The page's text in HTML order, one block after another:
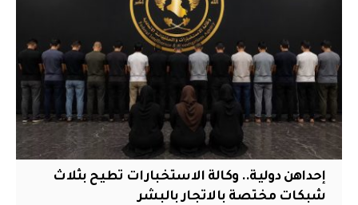
إحداهن دولية.. وكالة الاستخبارات تطيح بثلاث
شبكات مختصة بالاتجار بالبشر